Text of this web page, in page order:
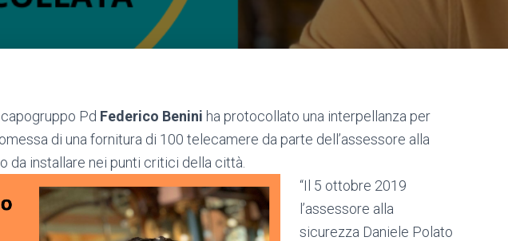
Pd Federico Benini ha protocollato una interpellanza per
di una fornitura di 100 telecamere da parte dell’assessore alla
da installare nei punti critici della città.
“Il 5 ottobre 2019
l’assessore alla
sicurezza Daniele Polato